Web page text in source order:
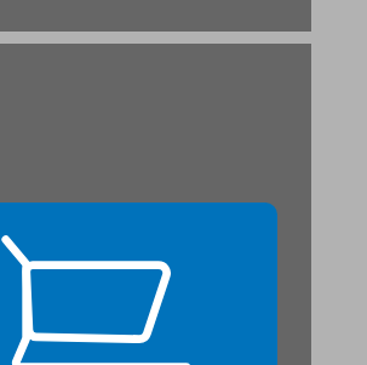
יחידה 4 משפחה בכל העולם ... 16